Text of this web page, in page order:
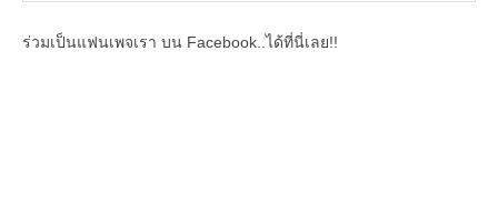
ร่วมเป็นแฟนเพจเรา บน Facebook..ได้ที่นี่เลย!!